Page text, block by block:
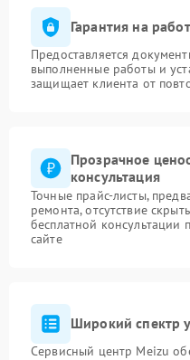
Гарантия на
Предоставляется
выполненные работы и
защищает клиента от
Прозрачное
консультация
Точные прайс-листы,
ремонта, отсутствие
бесплатной
сайте
Широкий спектр
Сервисный центр Meizu